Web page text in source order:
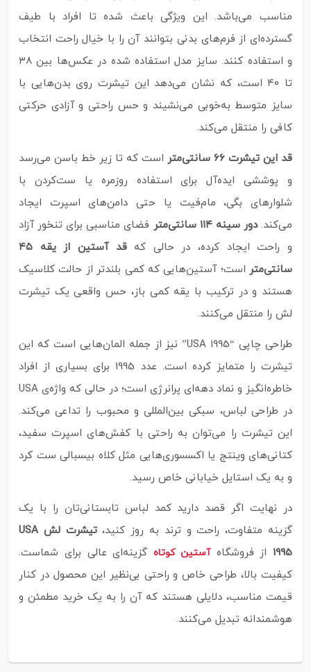
مناسب می‌باشد. این ویژگی باعث شده تا افراد با طیف
گسترده‌ای از فرم‌های بدنی بتوانند آن را با خیال راحت انتخاب
و استفاده کنند. سایز مدل استفاده‌ شده در عکس‌ها بین ۳۸
تا ۴۰ است، که نشان می‌دهد این تیشرت روی بدن‌هایی با
سایز متوسط به‌خوبی می‌نشیند و حس راحتی و آزادی حرکتی
کافی را منتقل می‌کند.
قد این تیشرت ۶۶ سانتی‌متر
است که تا زیر خط باسن می‌رسد
و پوششی ایده‌آل برای استفاده روزمره یا ست‌کردن با
شلوارهای بگی، مام‌فیت یا حتی دامن‌های اسپرت ایجاد
می‌کند.دور سینه ۱۱۴ سانتی‌متر
فضای مناسبی برای تنخور آزاد
و راحت ایجاد کرده، در حالی که
قد آستین از یقه ۴۵
سانتی‌متر است؛ آستین‌هایی که کمی بلندتر از حالت کلاسیک
هستند و در ترکیب با یقه کمی باز، حس واقعی یک تیشرت
لش را منتقل می‌کنند.
طراحی چاپی “USA 1995” نیز از جمله المان‌هایی است که این
تیشرت را متمایز کرده است. عدد 1995 برای بسیاری از افراد
خاطره‌انگیز و نماد دهه‌ای پرانرژی است؛ در حالی که واژه‌ی USA
در طراحی لباس، سبکی بین‌المللی و محبوب را تداعی می‌کند.
این تیشرت را می‌توان به‌ راحتی با کفش‌های اسپرت سفید،
کتانی‌های وینتج یا اکسسوری‌هایی مثل کلاه بیسبالی ست کرد
و به یک استایل خیابانی خاص رسید.
در نهایت اگر قصد دارید کمد لباس تابستانی‌تان را با یک
گزینه متفاوت، راحت و ترند به‌ روز کنید،
تیشرت لش USA
1995 از فروشگاهآستین کوتاه گزینه‌ای عالی برای شماست.
کیفیت بالا، طراحی خاص و راحتی بی‌نظیر این محصول در کنار
قیمت مناسب، دلایلی هستند که آن را به یک خرید مطمئن و
هوشمندانه تبدیل می‌کنند.